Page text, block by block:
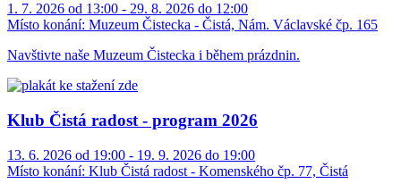
1. 7. 2026 od 13:00 - 29. 8. 2026 do 12:00
Místo konání: Muzeum Čistecka - Čistá, Nám. Václavské čp. 165
Navštivte naše Muzeum Čistecka i během prázdnin.
Klub Čistá radost - program 2026
13. 6. 2026 od 19:00 - 19. 9. 2026 do 19:00
Místo konání: Klub Čistá radost - Komenského čp. 77, Čistá